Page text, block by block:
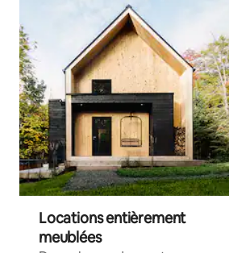
Locations entièrement
meublées